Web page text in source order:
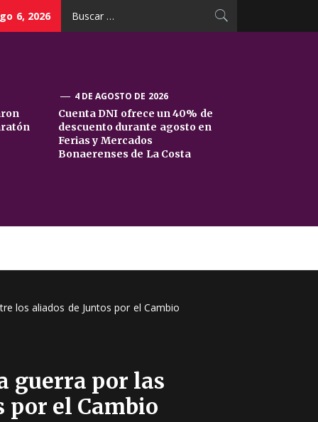
6, 2026
4 DE AGOSTO DE 2026
Cuenta DNI ofrece un 40% de
descuento durante agosto en
Ferias y Mercados
Bonaerenses de La Costa
los aliados de Juntos por el Cambio
guerra por las
por el Cambio